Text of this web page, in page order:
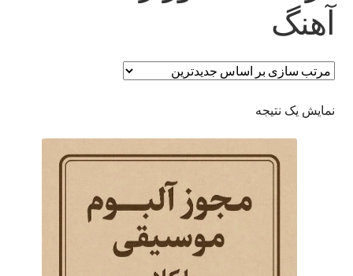
آهنگ
نمایش یک نتیجه